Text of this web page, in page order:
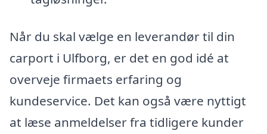
Når du skal vælge en leverandør til din
carport i Ulfborg, er det en god idé at
overveje firmaets erfaring og
kundeservice. Det kan også være nyttigt
at læse anmeldelser fra tidligere kunder